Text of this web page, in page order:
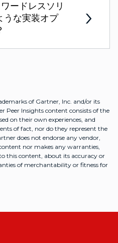
ードレスソリ
うな実装オプ
of Gartner, Inc. and/or its
Peer Insights content consists of the
on their own experiences, and
of fact, nor do they represent the
does not endorse any vendor,
nor makes any warranties,
this content, about its accuracy or
of merchantability or fitness for